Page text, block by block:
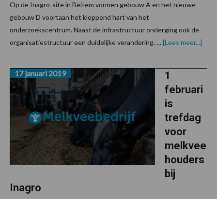
Op de Inagro-site in Beitem vormen gebouw A en het nieuwe
gebouw D voortaan het kloppend hart van het
onderzoekscentrum. Naast de infrastructuur onderging ook de
organisatiestructuur een duidelijke verandering. …[Lees meer...]
als
1
februari
is
trefdag
voor
melkvee
houders
bij
Inagro
17 januari 2019